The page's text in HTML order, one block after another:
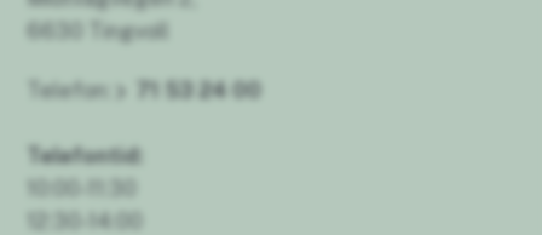
6630 Tingvoll
Telefon: 71 53 24 00
Telefontid:
12:30-14:00